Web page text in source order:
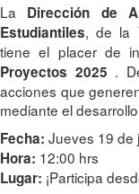
La Dirección de
Estudiantiles, de la
tiene el placer de
Proyectos 2025 .
acciones que
mediante el
Fecha: Jueves 19 de
Hora: 12:00 hrs
Lugar: ¡Participa